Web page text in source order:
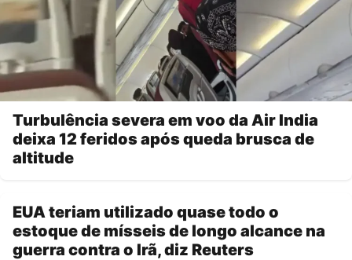
Turbulência severa em voo da Air India
deixa 12 feridos após queda brusca de
altitude
EUA teriam utilizado quase todo o
estoque de mísseis de longo alcance na
guerra contra o Irã, diz Reuters